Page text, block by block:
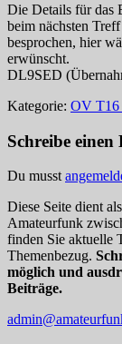
Die Details für das
beim nächsten Treff
besprochen, hier
erwünscht.
DL9SED
Kategorie: OV T16
Schreibe
Du musst
Diese Seite dient
Amateurfunk
finden Sie aktuelle
Themenbezug.
möglich und
Beiträge.